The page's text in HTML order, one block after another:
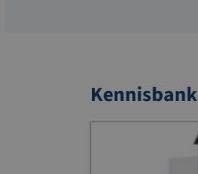
Kennisbank